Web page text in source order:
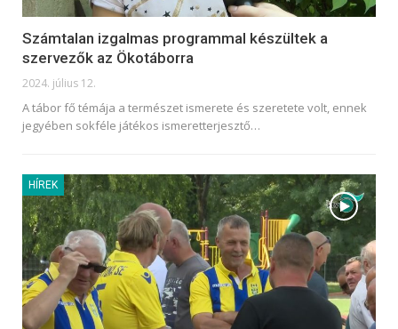
Számtalan izgalmas programmal készültek a
szervezők az Ökotáborra
2024. július 12.
A tábor fő témája a természet ismerete és szeretete volt, ennek
jegyében sokféle játékos ismeretterjesztő…
HÍREK